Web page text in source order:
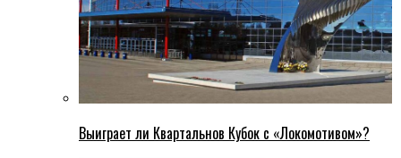
Выиграет ли Квартальнов Кубок с «Локомотивом»?